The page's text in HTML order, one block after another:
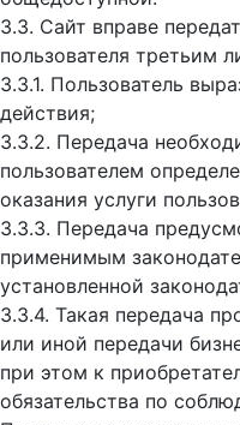
3.3. Сайт вправе
пользователя третьим
3.3.1. Пользователь
действия;
3.3.2. Передача
пользователем
оказания услуги
3.3.3. Передача
применимым
установленной
3.3.4. Такая передача
или иной передачи
при этом к
обязательства по